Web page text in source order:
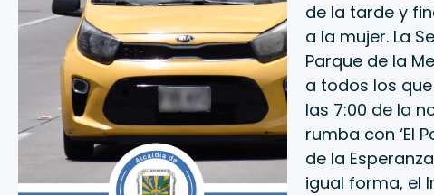
de la tarde y
a la mujer. La
Parque de la
a todos los
las 7:00 de la
rumba con ‘El
de la
igual forma, el